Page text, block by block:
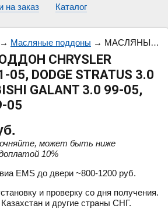
на заказ Каталог
→ Масляные поддоны → МАСЛЯНЫЙ ПОДДОН CHRYSLER SEBRING 3.0 01-05, DODGE STRATUS 3.0 01-05, MITSUBISHI GALANT 3.0 99-05, ECLIPSE 3.0 99-05
CHRYSLER
05, DODGE STRATUS 3.0
GALANT 3.0 99-05,
05
может быть ниже
10%
EMS до двери ~800-1200 руб.
и проверку со дня получения.
и другие страны СНГ.